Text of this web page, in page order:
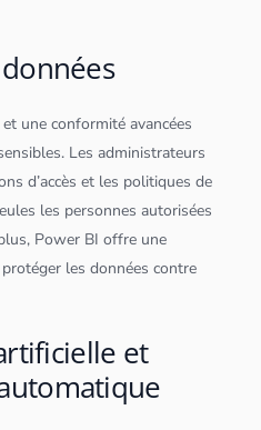
une conformité avancées
Les administrateurs
d’accès et les politiques de
les personnes autorisées
Power BI offre une
protéger lesdonnées contre
et